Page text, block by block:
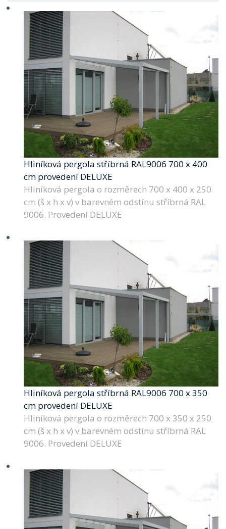
Hliníková pergola stříbrná RAL9006 700 x 400
cm provedení DELUXE
Hliníková pergola o rozměrech 700 x 400 x 250
cm (š x h x v) v barevném odstínu stříbrná RAL
9006. Provedení DELUXE
Hliníková pergola stříbrná RAL9006 700 x 350
cm provedení DELUXE
Hliníková pergola o rozměrech 700 x 350 x 250
cm (š x h x v) v barevném odstínu stříbrná RAL
9006. Provedení DELUXE